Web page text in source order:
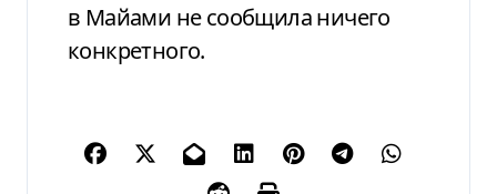
в Майами не сообщила ничего
конкретного.